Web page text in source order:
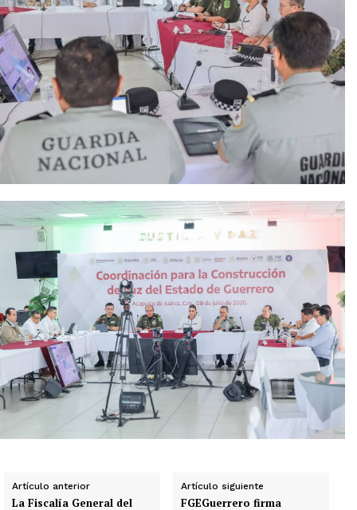
Artículo anterior
La Fiscalía General del
Artículo siguiente
FGEGuerrero firma